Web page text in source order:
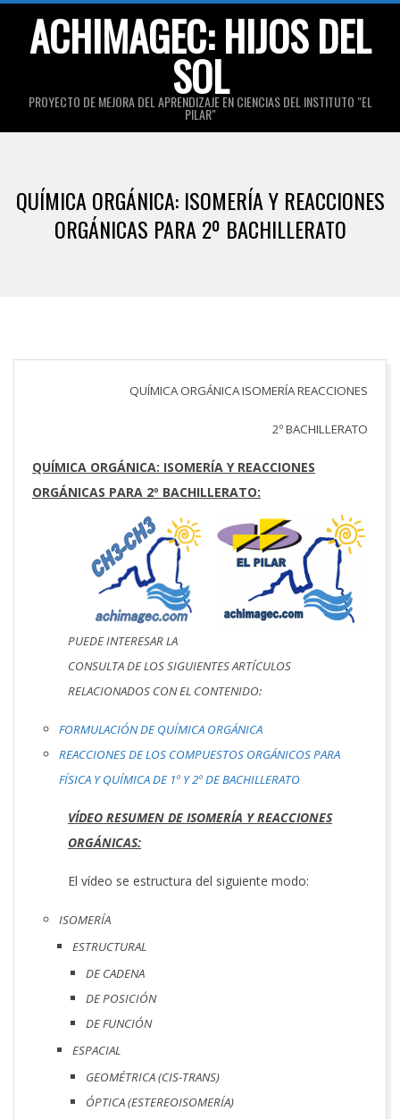
ACHIMAGEC: HIJOS DEL
SOL
PROYECTO DE MEJORA DEL APRENDIZAJE EN CIENCIAS DEL INSTITUTO "EL
PILAR"
Menu
QUÍMICA ORGÁNICA: ISOMERÍA Y REACCIONES
ORGÁNICAS PARA 2º BACHILLERATO
QUÍMICA ORGÁNICA ISOMERÍA REACCIONES
2º BACHILLERATO
QUÍMICA ORGÁNICA: ISOMERÍA Y REACCIONES
ORGÁNICAS PARA 2º BACHILLERATO:
PUEDE INTERESAR LA
CONSULTA DE LOS SIGUIENTES ARTÍCULOS
RELACIONADOS CON EL CONTENIDO:
FORMULACIÓN DE QUÍMICA ORGÁNICA
REACCIONES DE LOS COMPUESTOS ORGÁNICOS PARA
FÍSICA Y QUÍMICA DE 1º Y 2º DE BACHILLERATO
VÍDEO RESUMEN DE ISOMERÍA Y REACCIONES
ORGÁNICAS:
El vídeo se estructura del siguiente modo:
ISOMERÍA
ESTRUCTURAL
DE CADENA
DE POSICIÓN
DE FUNCIÓN
ESPACIAL
GEOMÉTRICA (CIS-TRANS)
ÓPTICA (ESTEREOISOMERÍA)